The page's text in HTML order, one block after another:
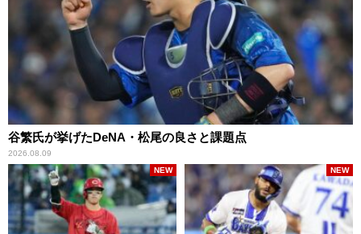
谷繁氏が挙げたDeNA・松尾の良さと課題点
2026.08.09
NEW NEW